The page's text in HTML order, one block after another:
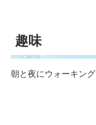
趣味
朝と夜にウォーキング